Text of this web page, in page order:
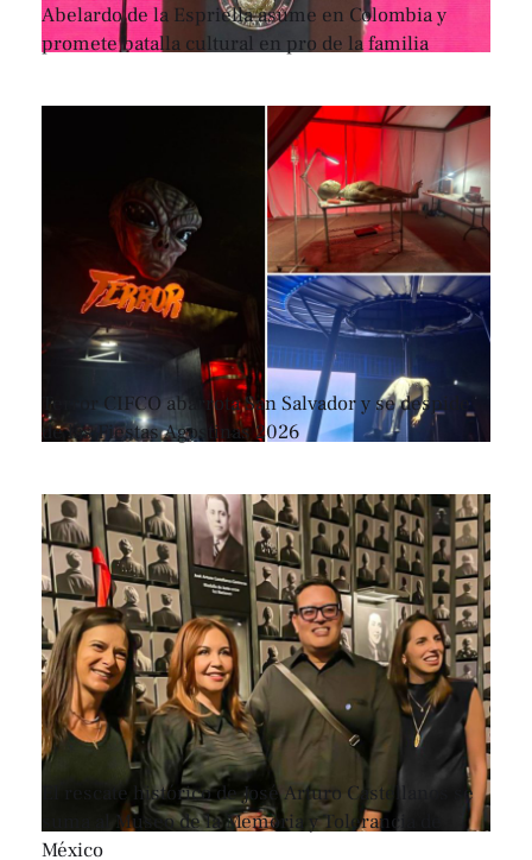
Abelardo de la Espriella asume en Colombia y
promete batalla cultural en pro de la familia
Terror CIFCO abarrota San Salvador y se despide
de las Fiestas Agostinas 2026
El rescate histórico de José Arturo Castellanos se
suma al Museo de la Memoria y Tolerancia de
México